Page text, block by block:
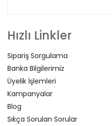
Hızlı Linkler
Sipariş Sorgulama
Banka Bilgilerimiz
Üyelik İşlemleri
Kampanyalar
Blog
Sıkça Sorulan Sorular